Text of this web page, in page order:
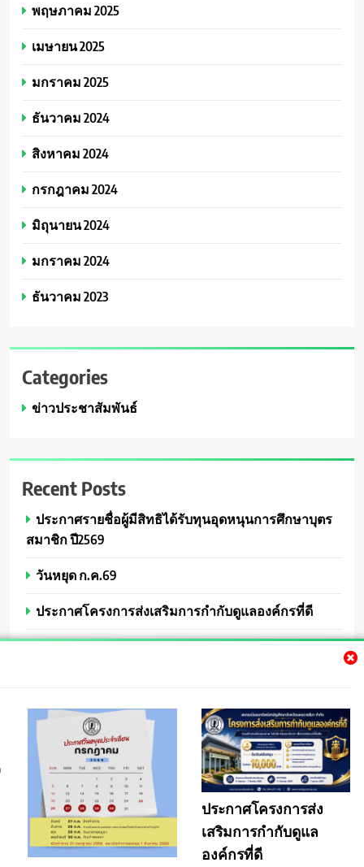
ประกาศโครงการส่ง
เสริมการกำกับดูแล
องค์กรที่ดี
พฤษภาคม 2025
เมษายน 2025
มกราคม 2025
ธันวาคม 2024
สิงหาคม 2024
กรกฎาคม 2024
มิถุนายน 2024
มกราคม 2024
ธันวาคม 2023
Categories
ข่าวประชาสัมพันธ์
Recent Posts
ประกาศรายชื่อผู้มีสิทธิได้รับทุนอุดหนุนการศึกษาบุตร
สมาชิก ปี2569
วันหยุด ก.ค.69
ประกาศโครงการส่งเสริมการกำกับดูแลองค์กรที่ดี
ประกาศให้ทุนการศึกษาบุตรสมาชิก ปี 2569
koratgencoop.org All Rights Reserved 2026. Powered By
BlazeThemes.